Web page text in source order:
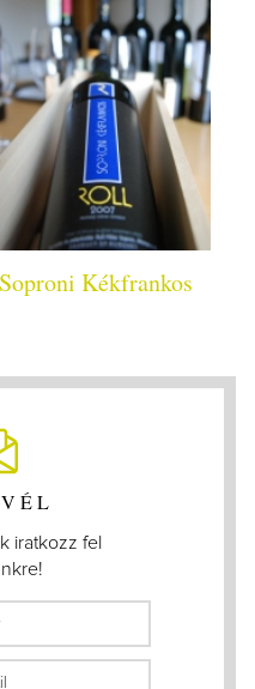
Soproni Kékfrankos
iratkozz fel